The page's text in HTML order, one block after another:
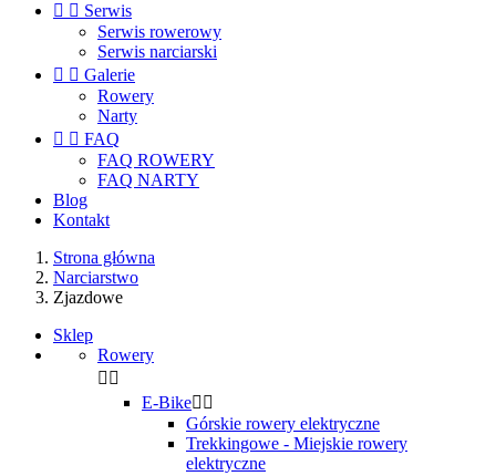
  Serwis
Serwis rowerowy
Serwis narciarski
  Galerie
Rowery
Narty
  FAQ
FAQ ROWERY
FAQ NARTY
Blog
Kontakt
Strona główna
Narciarstwo
Zjazdowe
Sklep
Rowery
 
E-Bike 
Górskie rowery elektryczne
Trekkingowe - Miejskie rowery
elektryczne